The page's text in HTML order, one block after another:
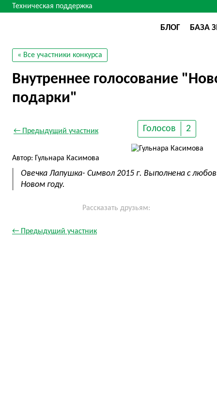
Техническая поддержка
БЛОГ БАЗА
« Все участники конкурса
Внутреннее голосование
подарки"
← Предыдущий участник Голосов 2
Автор: Гульнара Касимова
Овечка Лапушка- Символ 2015 г. Выполнена с
Новом году.
Рассказать друзьям:
← Предыдущий участник